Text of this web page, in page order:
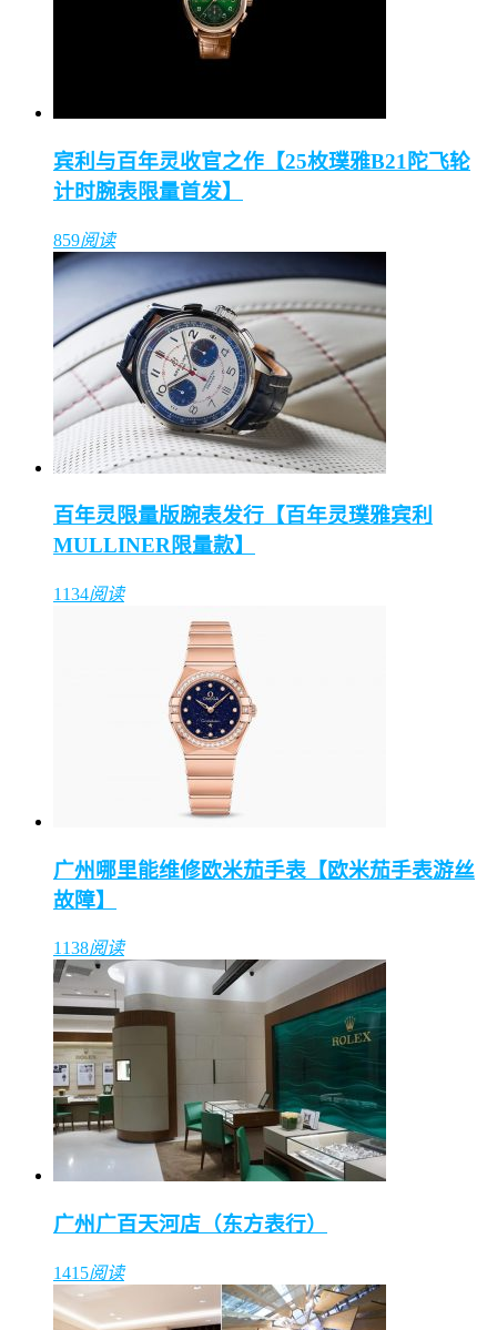
宾利与百年灵收官之作【25枚璞雅B21陀飞轮
计时腕表限量首发】
859阅读
百年灵限量版腕表发行【百年灵璞雅宾利
MULLINER限量款】
1134阅读
广州哪里能维修欧米茄手表【欧米茄手表游丝
故障】
1138阅读
广州广百天河店（东方表行）
1415阅读